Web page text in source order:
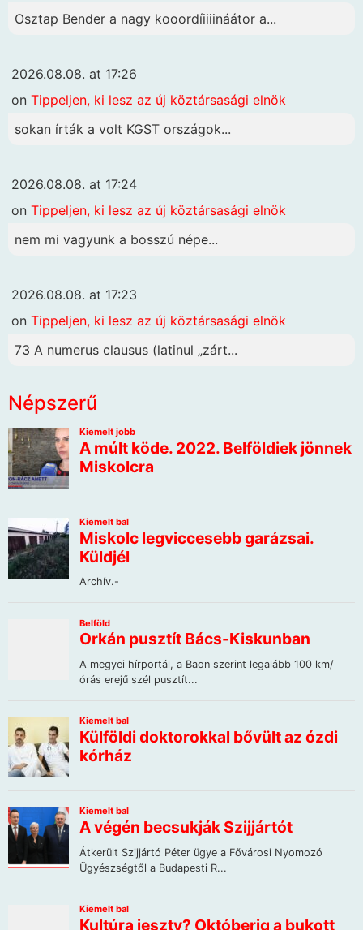
Osztap Bender a nagy kooordíiiiináátor a...
2026.08.08. at 17:26
on Tippeljen, ki lesz az új köztársasági elnök
sokan írták a volt KGST országok...
2026.08.08. at 17:24
on Tippeljen, ki lesz az új köztársasági elnök
nem mi vagyunk a bosszú népe...
2026.08.08. at 17:23
on Tippeljen, ki lesz az új köztársasági elnök
73 A numerus clausus (latinul „zárt...
Népszerű